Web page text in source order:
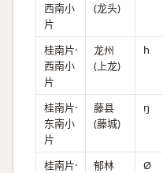
西南小
片
(龙头)
桂南片·
西南小
片
龙州
(上龙)
h
桂南片·
东南小
片
藤县
(藤城)
ŋ
桂南片·
郁林
Ø